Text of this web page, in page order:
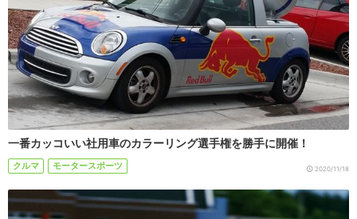
一番カッコいい社用車のカラーリング選手権を勝手に開催！
クルマ モータースポーツ 2020/11/18